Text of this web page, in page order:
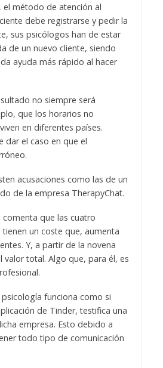
el método de atención al
debe registrarse y pedir la
sus psicólogos han de estar
de un nuevo cliente, siendo
ayuda más rápido al hacer
no siempre será
que los horarios no
en diferentes países.
dar el caso en que el
acusaciones como las de un
de la empresa TherapyChat.
comenta que las cuatro
un coste que, aumenta
Y, a partir de la novena
valor total. Algo que, para él, es
psicología funciona como si
de Tinder, testifica una
empresa. Esto debido a
todo tipo de comunicación